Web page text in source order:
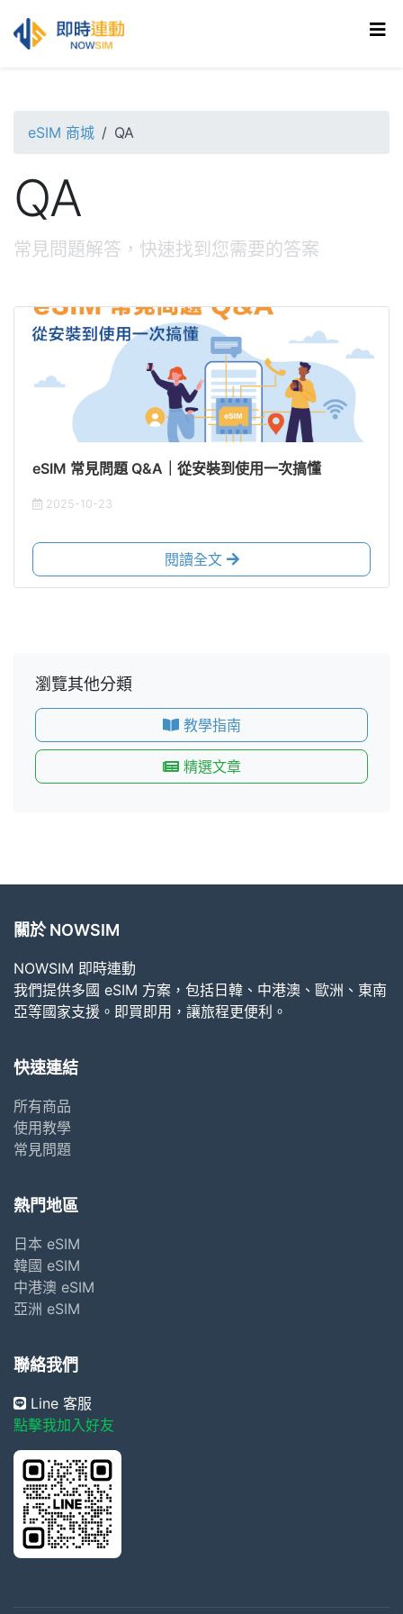
eSIM 商城 QA
QA
常見問題解答，快速找到您需要的答案
eSIM 常見問題 Q&A｜從安裝到使用一次搞懂
2025-10-23
閱讀全文
瀏覽其他分類
教學指南
精選文章
關於 NOWSIM
NOWSIM 即時連動
我們提供多國 eSIM 方案，包括日韓、中港澳、歐洲、東南
亞等國家支援。即買即用，讓旅程更便利。
快速連結
所有商品
使用教學
常見問題
熱門地區
日本 eSIM
韓國 eSIM
中港澳 eSIM
亞洲 eSIM
聯絡我們
Line 客服
點擊我加入好友